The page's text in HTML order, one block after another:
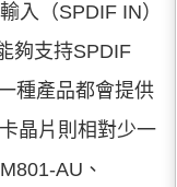
入（SPDIF IN）
夠支持SPDIF
種產品都會提供
晶片則相對少一
AU、